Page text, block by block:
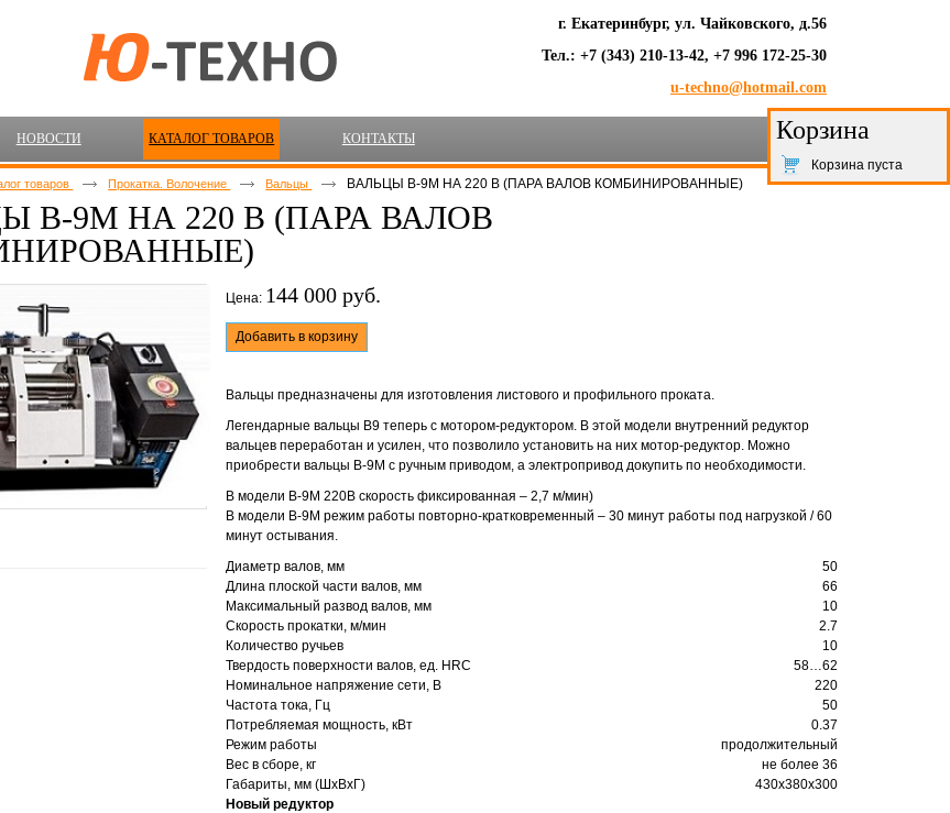
г. Екатеринбург, ул. Чайковского, д.56
Тел.: +7 (343) 210-13-42, +7 996 172-25-30
u-techno@hotmail.com
НОВОСТИ КАТАЛОГ ТОВАРОВ КОНТАКТЫ Корзина
Корзина пуста
товаров Прокатка. Волочение Вальцы ВАЛЬЦЫ В-9М НА 220 В (ПАРА ВАЛОВ КОМБИНИРОВАННЫЕ)
В-9М НА 220 В (ПАРА ВАЛОВ
Цена: 144 000 руб.
Добавить в корзину
Вальцы предназначены для изготовления листового и профильного проката.
Легендарные вальцы В9 теперь с мотором-редуктором. В этой модели внутренний редуктор
вальцев переработан и усилен, что позволило установить на них мотор-редуктор. Можно
приобрести вальцы В-9М с ручным приводом, а электропривод докупить по необходимости.
В модели В-9М 220В скорость фиксированная – 2,7 м/мин)
В модели В-9М режим работы повторно-кратковременный – 30 минут работы под нагрузкой / 60
минут остывания.
Диаметр валов, мм
50
Длина плоской части валов, мм
66
Максимальный развод валов, мм
10
Скорость прокатки, м/мин
2.7
Количество ручьев
10
Твердость поверхности валов, ед. HRC
58…62
Номинальное напряжение сети, В
220
Частота тока, Гц
50
Потребляемая мощность, кВт
0.37
Режим работы
продолжительный
Вес в сборе, кг
не более 36
Габариты, мм (ШхВхГ)
430x380x300
Новый редуктор